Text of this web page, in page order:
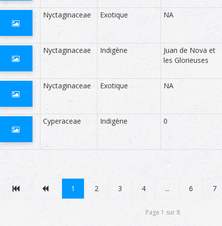
Nyctaginaceae Exotique NA
Nyctaginaceae Indigène
Juan de Nova et
les Glorieuses
Nyctaginaceae Exotique NA
Cyperaceae Indigène 0
Page 1 sur 8
1 2 3 4 ... 6 7